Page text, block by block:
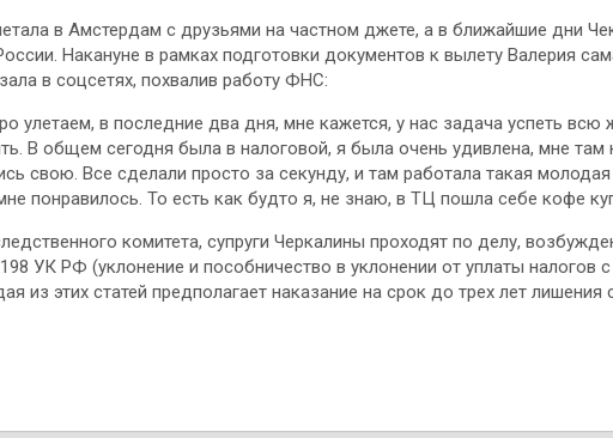
в Амстердам с друзьями на частном джете, а в ближайшие дни
Накануне в рамках подготовки документов к вылету Валерия
в соцсетях, похвалив работу ФНС:
улетаем, в последние два дня, мне кажется, у нас задача успеть всю
В общем сегодня была в налоговой, я была очень удивлена, мне
свою. Все сделали просто за секунду, и там работала такая
понравилось. То есть как будто я, не знаю, в ТЦ пошла себе кофе
комитета, супруги Черкалины проходят по делу,
198 УК РФ (уклонение и пособничество в уклонении от уплаты налогов с
из этих статей предполагает наказание на срок до трех лет лишения